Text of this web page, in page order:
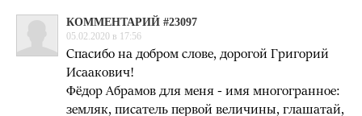
КОММЕНТАРИЙ #23097
05.02.2020 в 17:56
Спасибо на добром слове, дорогой Григорий
Исаакович!
Фёдор Абрамов для меня - имя многогранное:
земляк, писатель первой величины, глашатай,